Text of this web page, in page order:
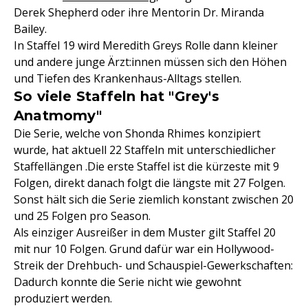
Derek Shepherd oder ihre Mentorin Dr. Miranda
Bailey.
In Staffel 19 wird Meredith Greys Rolle dann kleiner
und andere junge Ärzt:innen müssen sich den Höhen
und Tiefen des Krankenhaus-Alltags stellen.
So viele Staffeln hat "Grey's
Anatmomy"
Die Serie, welche von Shonda Rhimes konzipiert
wurde, hat aktuell 22 Staffeln mit unterschiedlicher
Staffellängen .Die erste Staffel ist die kürzeste mit 9
Folgen, direkt danach folgt die längste mit 27 Folgen.
Sonst hält sich die Serie ziemlich konstant zwischen 20
und 25 Folgen pro Season.
Als einziger Ausreißer in dem Muster gilt Staffel 20
mit nur 10 Folgen. Grund dafür war ein Hollywood-
Streik der Drehbuch- und Schauspiel-Gewerkschaften:
Dadurch konnte die Serie nicht wie gewohnt
produziert werden.